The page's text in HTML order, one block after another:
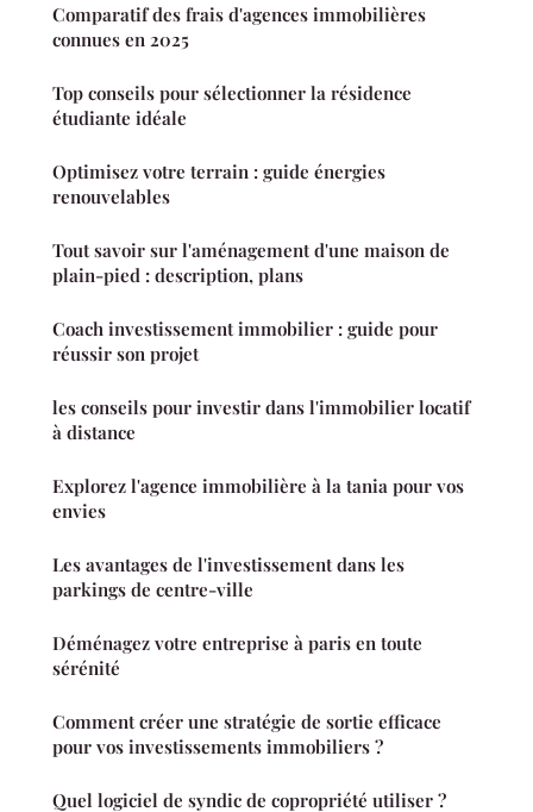
Comparatif des frais d'agences immobilières
connues en 2025
Top conseils pour sélectionner la résidence
étudiante idéale
Optimisez votre terrain : guide énergies
renouvelables
Tout savoir sur l'aménagement d'une maison de
plain-pied : description, plans
Coach investissement immobilier : guide pour
réussir son projet
les conseils pour investir dans l'immobilier locatif
à distance
Explorez l'agence immobilière à la tania pour vos
envies
Les avantages de l'investissement dans les
parkings de centre-ville
Déménagez votre entreprise à paris en toute
sérénité
Comment créer une stratégie de sortie efficace
pour vos investissements immobiliers ?
Quel logiciel de syndic de copropriété utiliser ?